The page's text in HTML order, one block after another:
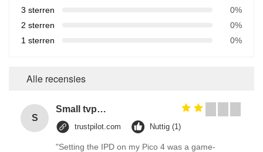
3 sterren
0%
2 sterren
0%
1 sterren
0%
Alle recensies
S
Small tvp tsp functional soy protein concentrate food processing equipment
trustpilot.com Nuttig (1)
"Setting the IPD on my Pico 4 was a game-